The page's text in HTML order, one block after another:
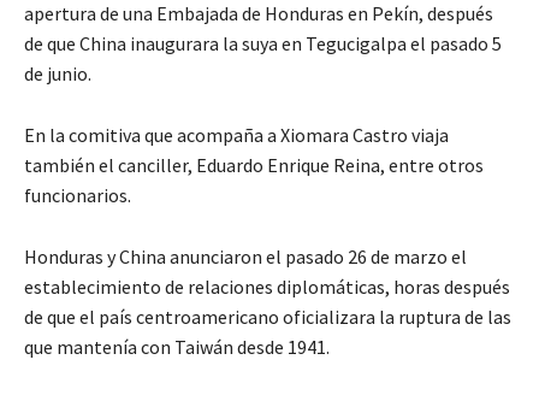
apertura de una Embajada de Honduras en Pekín, después
de que China inaugurara la suya en Tegucigalpa el pasado 5
de junio.
En la comitiva que acompaña a Xiomara Castro viaja
también el canciller, Eduardo Enrique Reina, entre otros
funcionarios.
Honduras y China anunciaron el pasado 26 de marzo el
establecimiento de relaciones diplomáticas, horas después
de que el país centroamericano oficializara la ruptura de las
que mantenía con Taiwán desde 1941.